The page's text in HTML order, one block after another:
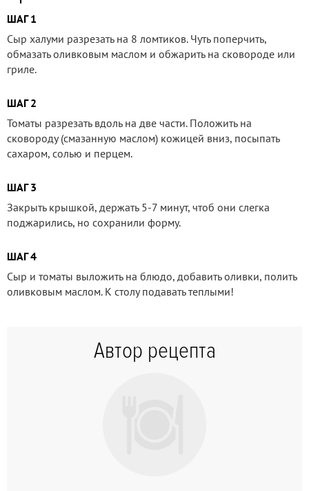
ШАГ 1
Сыр халуми разрезать на 8 ломтиков. Чуть поперчить,
обмазать оливковым маслом и обжарить на сковороде или
гриле.
ШАГ 2
Томаты разрезать вдоль на две части. Положить на
сковороду (смазанную маслом) кожицей вниз, посыпать
сахаром, солью и перцем.
ШАГ 3
Закрыть крышкой, держать 5-7 минут, чтоб они слегка
поджарились, но сохранили форму.
ШАГ 4
Сыр и томаты выложить на блюдо, добавить оливки, полить
оливковым маслом. К столу подавать теплыми!
Автор рецепта